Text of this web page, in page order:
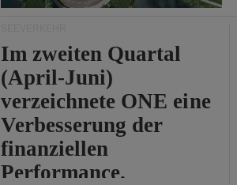
Im zweiten Quartal
(April-Juni)
verzeichnete ONE eine
Verbesserung der
finanziellen
Performance.